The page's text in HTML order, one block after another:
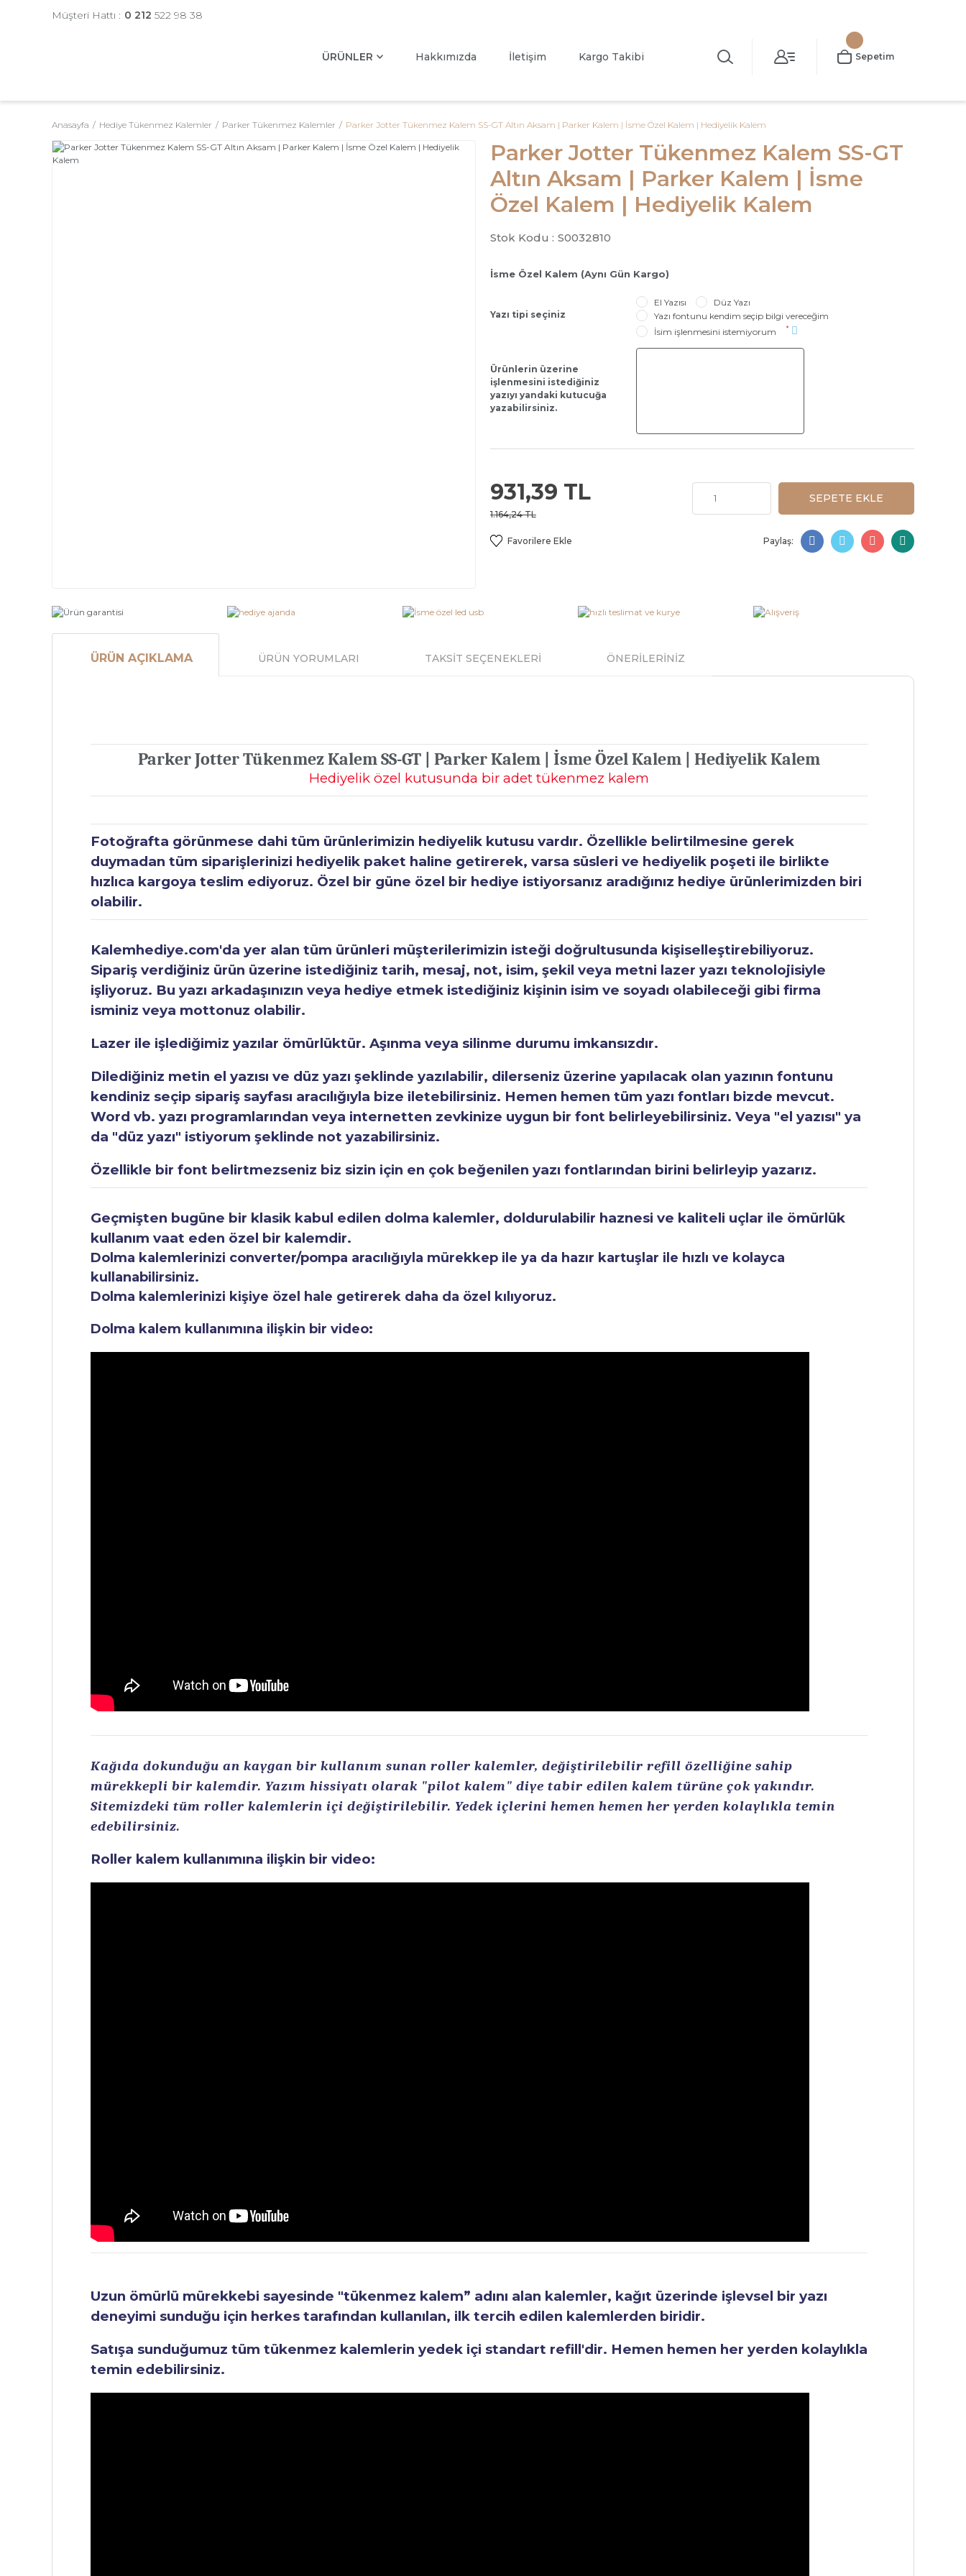
Müşteri Hattı : 0 212 522 98 38
ÜRÜNLER Hakkımızda İletişim Kargo Takibi Sepetim
Anasayfa Hediye Tükenmez Kalemler Parker Tükenmez Kalemler Parker Jotter Tükenmez Kalem SS-GT Altın Aksam | Parker Kalem | İsme Özel Kalem | Hediyelik Kalem
Parker Jotter Tükenmez Kalem SS-GT
Altın Aksam | Parker Kalem | İsme
Özel Kalem | Hediyelik Kalem
Stok Kodu : S0032810
İsme Özel Kalem (Aynı Gün Kargo)
Yazı tipi seçiniz
El Yazısı
Düz Yazı
Yazı fontunu kendim seçip bilgi vereceğim
İsim işlenmesini istemiyorum
*
Ürünlerin üzerine
işlenmesini istediğiniz
yazıyı yandaki kutucuğa
yazabilirsiniz.
931,39 TL
1.164,24 TL
SEPETE EKLE
Paylaş:
ÜRÜN AÇIKLAMA ÜRÜN YORUMLARI TAKSİT SEÇENEKLERİ ÖNERİLERİNİZ
Parker Jotter Tükenmez Kalem SS-GT | Parker Kalem | İsme Özel Kalem | Hediyelik Kalem
Hediyelik özel kutusunda bir adet tükenmez kalem
Fotoğrafta görünmese dahi tüm ürünlerimizin hediyelik kutusu vardır. Özellikle belirtilmesine gerek
duymadan tüm siparişlerinizi hediyelik paket haline getirerek, varsa süsleri ve hediyelik poşeti ile birlikte
hızlıca kargoya teslim ediyoruz. Özel bir güne özel bir hediye istiyorsanız aradığınız hediye ürünlerimizden biri
olabilir.
Kalemhediye.com'da yer alan tüm ürünleri müşterilerimizin isteği doğrultusunda kişiselleştirebiliyoruz.
Sipariş verdiğiniz ürün üzerine istediğiniz tarih, mesaj, not, isim, şekil veya metni lazer yazı teknolojisiyle
işliyoruz. Bu yazı arkadaşınızın veya hediye etmek istediğiniz kişinin isim ve soyadı olabileceği gibi firma
isminiz veya mottonuz olabilir.
Lazer ile işlediğimiz yazılar ömürlüktür. Aşınma veya silinme durumu imkansızdır.
Dilediğiniz metin el yazısı ve düz yazı şeklinde yazılabilir, dilerseniz üzerine yapılacak olan yazının fontunu
kendiniz seçip sipariş sayfası aracılığıyla bize iletebilirsiniz. Hemen hemen tüm yazı fontları bizde mevcut.
Word vb. yazı programlarından veya internetten zevkinize uygun bir font belirleyebilirsiniz. Veya "el yazısı" ya
da "düz yazı" istiyorum şeklinde not yazabilirsiniz.
Özellikle bir font belirtmezseniz biz sizin için en çok beğenilen yazı fontlarından birini belirleyip yazarız.
Geçmişten bugüne bir klasik kabul edilen dolma kalemler, doldurulabilir haznesi ve kaliteli uçlar ile ömürlük
kullanım vaat eden özel bir kalemdir.
Dolma kalemlerinizi converter/pompa aracılığıyla mürekkep ile ya da hazır kartuşlar ile hızlı ve kolayca
kullanabilirsiniz.
Dolma kalemlerinizi kişiye özel hale getirerek daha da özel kılıyoruz.
Dolma kalem kullanımına ilişkin bir video:
Kağıda dokunduğu an kaygan bir kullanım sunan roller kalemler, değiştirilebilir refill özelliğine sahip
mürekkepli bir kalemdir. Yazım hissiyatı olarak "pilot kalem" diye tabir edilen kalem türüne çok yakındır.
Sitemizdeki tüm roller kalemlerin içi değiştirilebilir. Yedek içlerini hemen hemen her yerden kolaylıkla temin
edebilirsiniz.
Roller kalem kullanımına ilişkin bir video:
Uzun ömürlü mürekkebi sayesinde "tükenmez kalem” adını alan kalemler, kağıt üzerinde işlevsel bir yazı
deneyimi sunduğu için herkes tarafından kullanılan, ilk tercih edilen kalemlerden biridir.
Satışa sunduğumuz tüm tükenmez kalemlerin yedek içi standart refill'dir. Hemen hemen her yerden kolaylıkla
temin edebilirsiniz.